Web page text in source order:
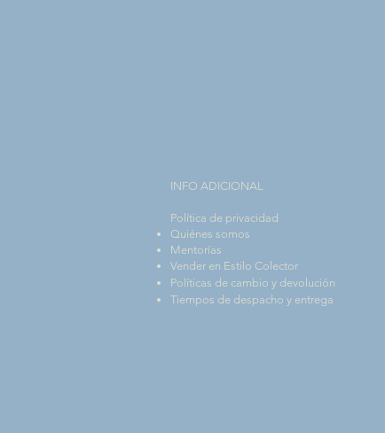
INFO ADICIONAL​
Política de privacidad
Quiénes somos
Mentorías
Vender en Estilo Colector
Políticas de cambio y devolución
Tiempos de despacho y entrega